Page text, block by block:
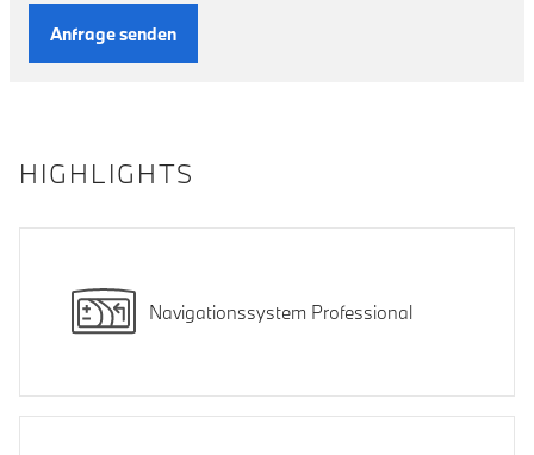
Anfrage senden
HIGHLIGHTS
Navigationssystem Professional